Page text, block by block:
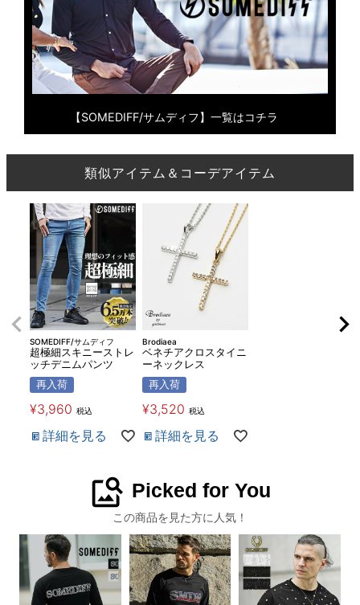
【SOMEDIFF/サムディフ】一覧はコチラ
類似アイテム＆コーデアイテム
SOMEDIFF/サムディフ
超極細スキニーストレ
ッチデニムパンツ
再入荷
¥3,960 税込
詳細を見る
Brodiaea
ベネチアクロスタイニ
ーネックレス
再入荷
¥3,520 税込
詳細を見る
image_search Picked for You
この商品を見た方に人気！